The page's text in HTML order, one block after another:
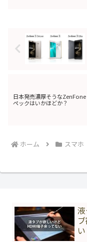
日本発売濃厚そうな
ペックはいかほどか？
ホーム スマホ
い